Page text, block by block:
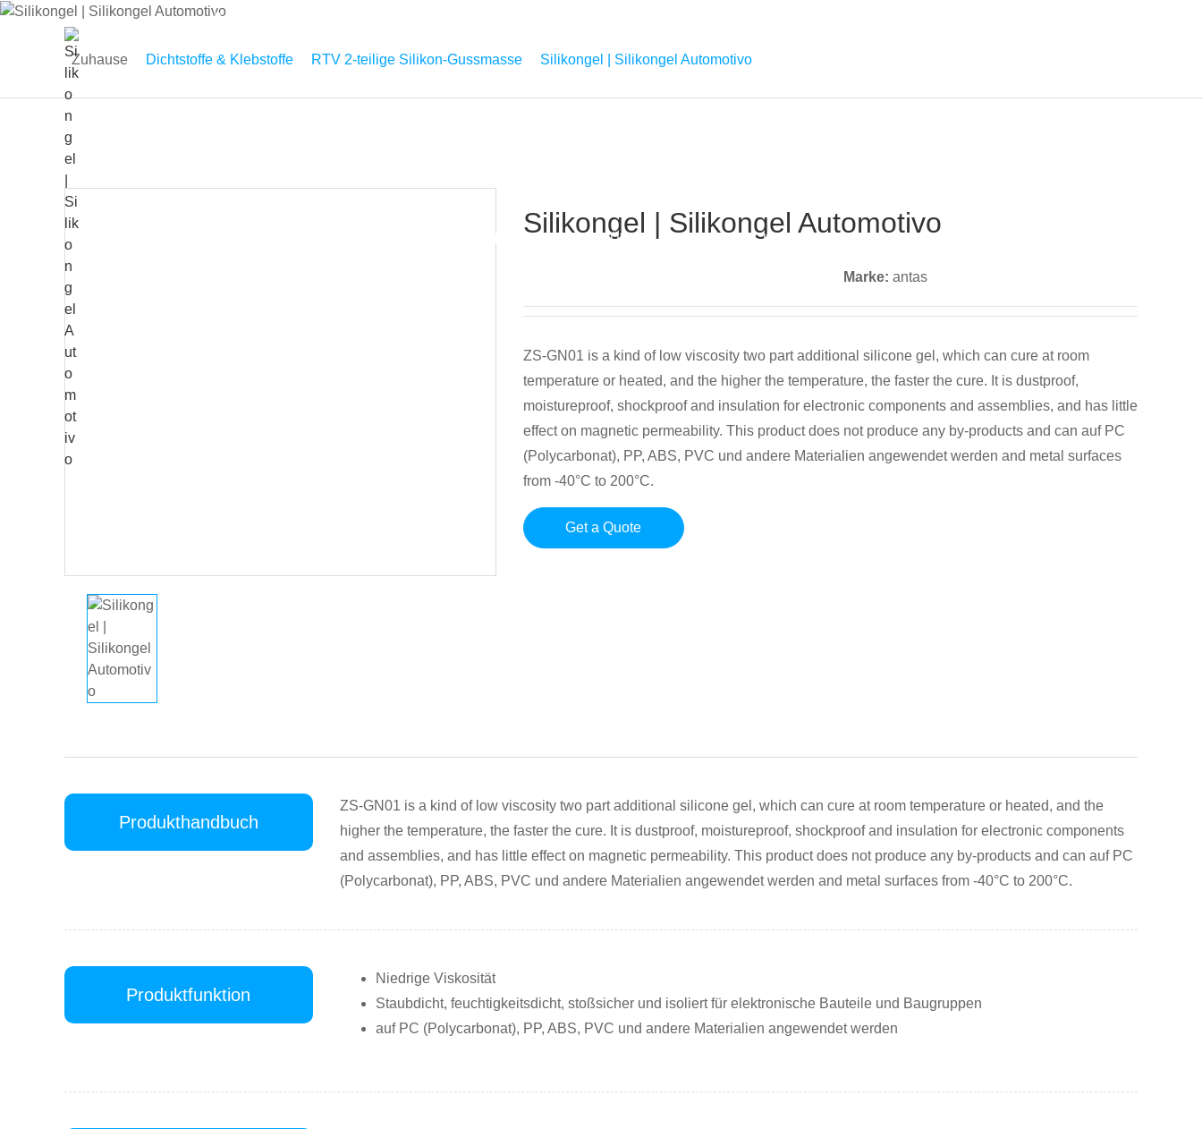
PROJEKT
UNTERSTÜTZUN
NACHRICHTE
Automotivo
Zuhause Dichtstoffe & Klebstoffe RTV 2-teilige Silikon-Gussmasse Silikongel | Silikongel Automotivo
Silikongel | Silikongel Automotivo
Marke: antas
ZS-GN01 is a kind of low viscosity two part additional silicone gel, which can cure at room
temperature or heated, and the higher the temperature, the faster the cure. It is dustproof,
moistureproof, shockproof and insulation for electronic components and assemblies, and has little
effect on magnetic permeability. This product does not produce any by-products and can auf PC
(Polycarbonat), PP, ABS, PVC und andere Materialien angewendet werden and metal surfaces
from -40°C to 200°C.
Get a Quote
Produkthandbuch
ZS-GN01 is a kind of low viscosity two part additional silicone gel, which can cure at room temperature or heated, and the
higher the temperature, the faster the cure. It is dustproof, moistureproof, shockproof and insulation for electronic components
and assemblies, and has little effect on magnetic permeability. This product does not produce any by-products and can auf PC
(Polycarbonat), PP, ABS, PVC und andere Materialien angewendet werden and metal surfaces from -40°C to 200°C.
Produktfunktion
Niedrige Viskosität
Staubdicht, feuchtigkeitsdicht, stoßsicher und isoliert für elektronische Bauteile und Baugruppen
auf PC (Polycarbonat), PP, ABS, PVC und andere Materialien angewendet werden